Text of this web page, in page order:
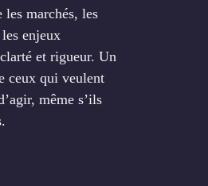
marchés, les
enjeux
et rigueur. Un
ceux qui veulent
même s’ils